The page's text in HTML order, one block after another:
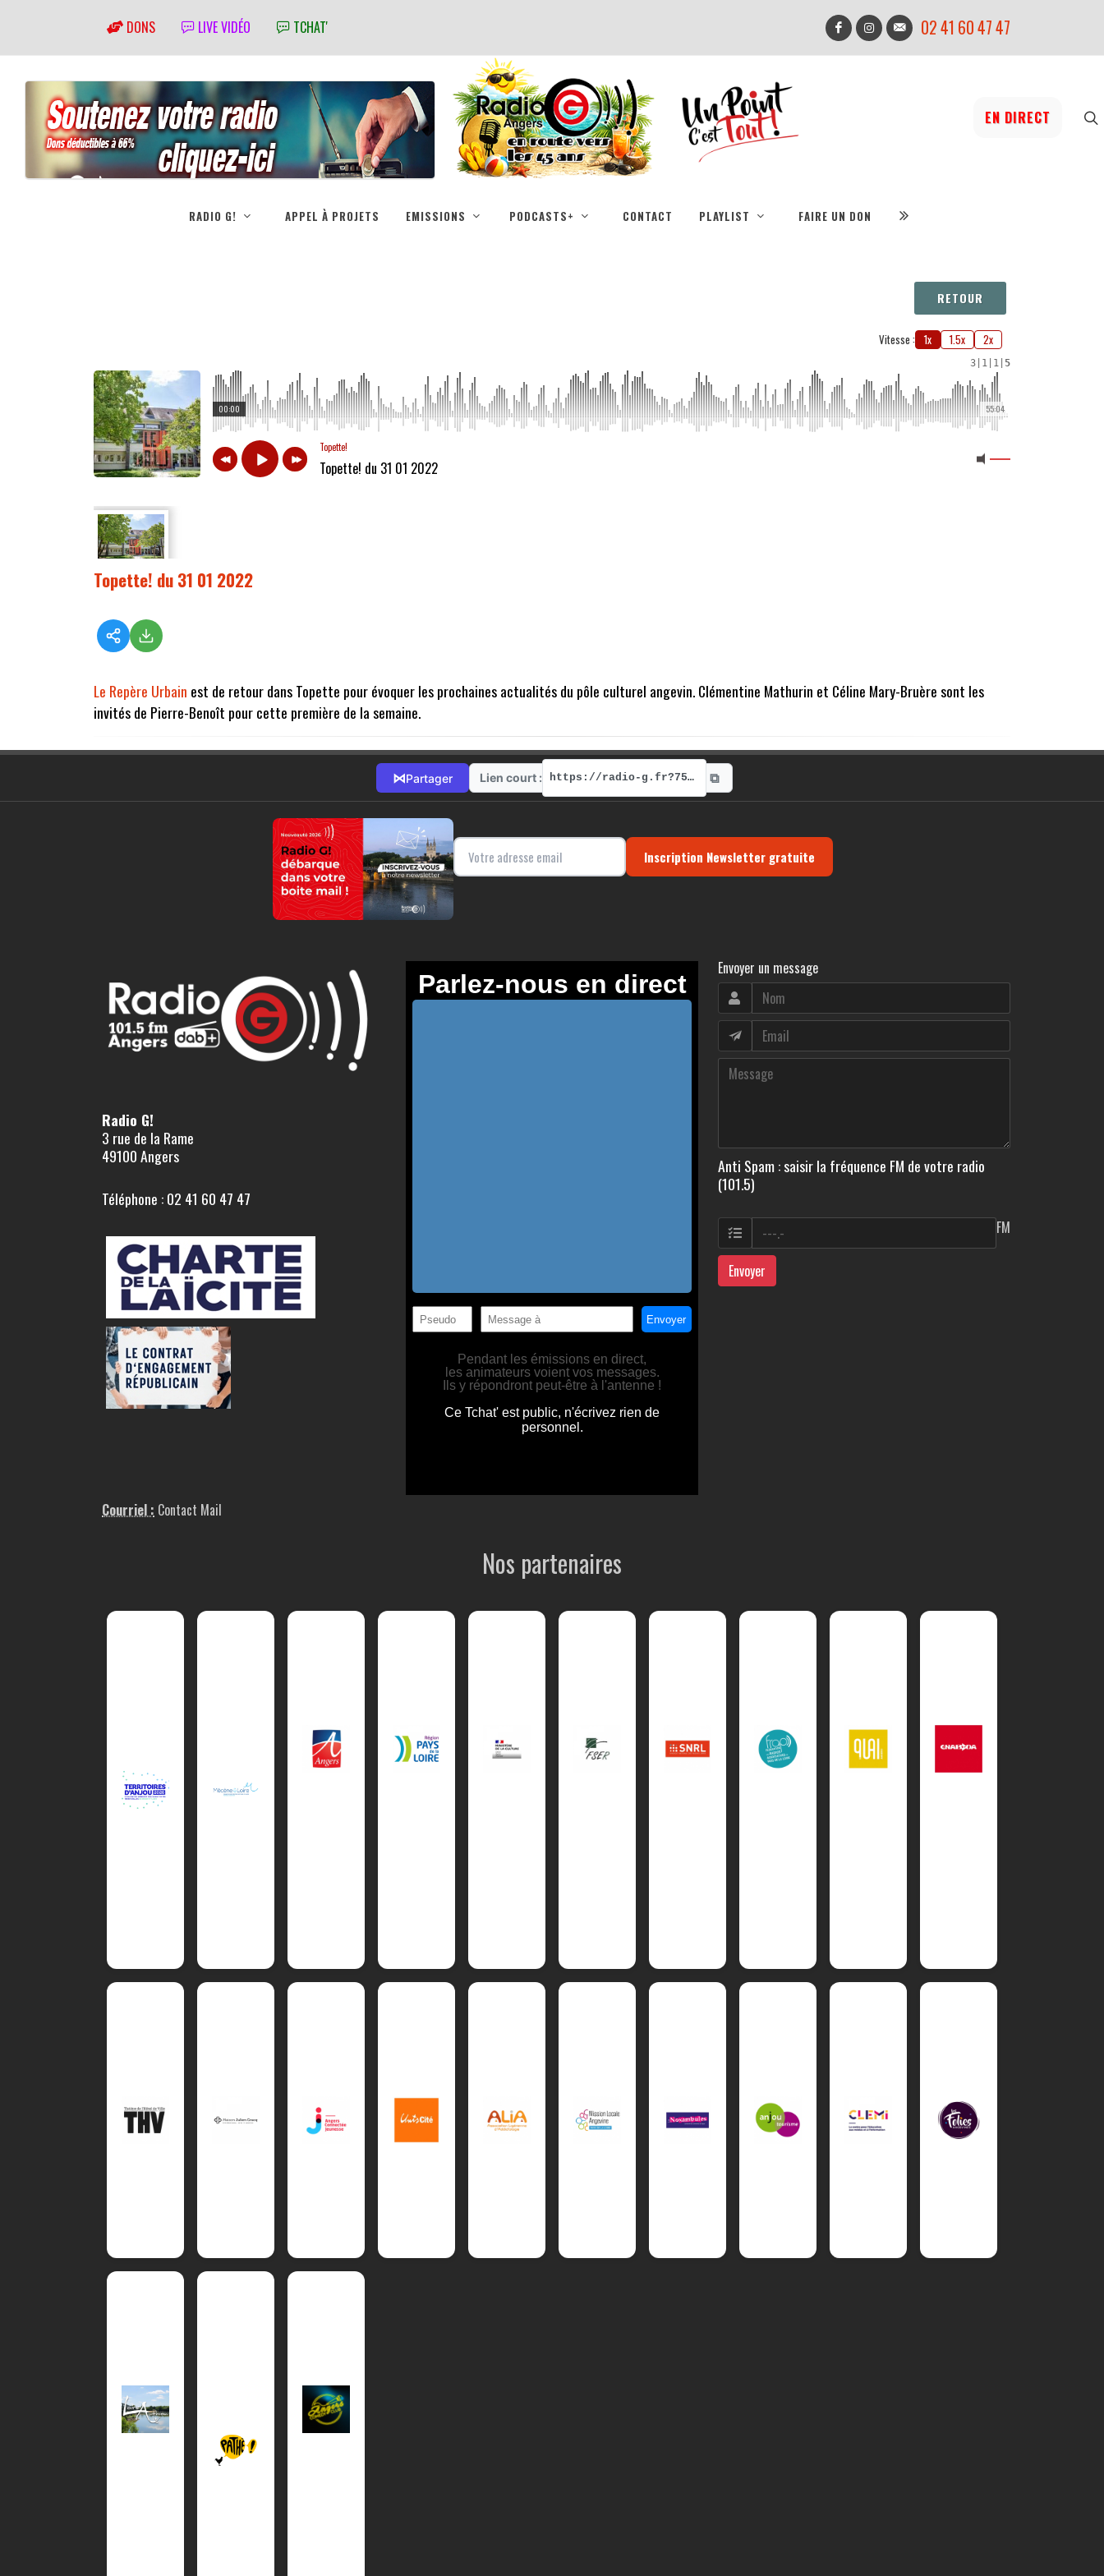
DONS LIVE VIDÉO TCHAT' 02 41 60 47 47
EN DIRECT
RADIO G! APPEL À PROJETS EMISSIONS PODCASTS+ CONTACT PLAYLIST FAIRE UN DON
RETOUR
Vitesse : 1x 1.5x 2x
3 1 1 5
55:04
00:00
Topette!
Topette! du 31 01 2022
Topette! du 31 01 2022
Le Repère Urbain est de retour dans Topette pour évoquer les prochaines actualités du pôle culturel angevin. Clémentine Mathurin et Céline Mary-Bruère sont les
invités de Pierre-Benoît pour cette première de la semaine.
⋈Partager Lien court : https://radio-g.fr?7536 ⧉
Inscription Newsletter gratuite
Radio G!
3 rue de la Rame
49100 Angers
Téléphone : 02 41 60 47 47
Courriel : Contact Mail
Envoyer un message
Anti Spam : saisir la fréquence FM de votre radio
(101.5)
FM
Envoyer
Nos partenaires